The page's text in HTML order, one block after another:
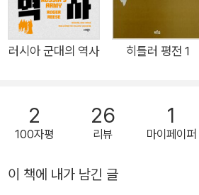
과 대안까지 포괄적으로 다룬 역사서다. 인류 최악의 원전 사고,
왜 일어났고 어떻게 확산되었는가 예견
은 널리 알려진 대로 잘못된 터빈 시험
월 26일, 체르노빌 원자력 발전소에서
로 4호기의 가동을 중지하고, 이때 비상
높이기 위한 시험을 개시한다. 그러나 가
러시아 군대의 역사 히틀러 평전 1
2
100자평
26
리뷰
1
마이페이퍼
이 책에 내가 남긴 글